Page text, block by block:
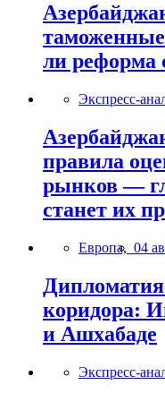
ли реформа
Экспресс-
правила
рынков —
станет их
Европа, 04
Дипломатия
коридора:
и Ашхабаде
Экспресс-